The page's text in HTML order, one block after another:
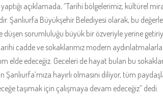
açıklamada, “Tarihi bölgelerimiz, kültürel
Şanlıurfa Büyükşehir Belediyesi olarak, bu
sorumluluğu büyük bir özveriyle yerine
cadde ve sokaklarımız modern
elde edeceğiz. Geceleri de hayat bulan bu
Şanlıurfa’mıza hayırlı olmasını diliyor, tüm
taşımak için çalışmaya devam edeceğiz” dedi.